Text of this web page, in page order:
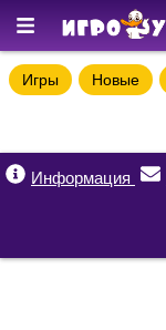
Игры Новые
Информация